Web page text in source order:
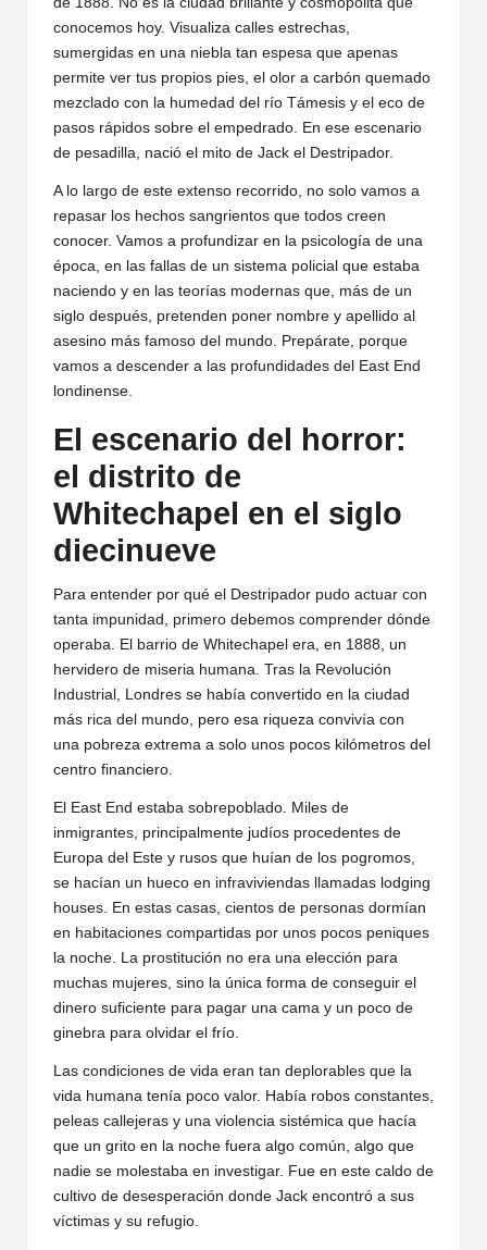
conocemos hoy. Visualiza calles estrechas,
sumergidas en una niebla tan espesa que apenas
permite ver tus propios pies, el olor a carbón quemado
mezclado con la humedad del río Támesis y el eco de
pasos rápidos sobre el empedrado. En ese escenario
de pesadilla, nació el mito de Jack el Destripador.
A lo largo de este extenso recorrido, no solo vamos a
repasar los hechos sangrientos que todos creen
conocer. Vamos a profundizar en la psicología de una
época, en las fallas de un sistema policial que estaba
naciendo y en las teorías modernas que, más de un
siglo después, pretenden poner nombre y apellido al
asesino más famoso del mundo. Prepárate, porque
vamos a descender a las profundidades del East End
londinense.
El escenario del horror:
el distrito de
Whitechapel en el siglo
diecinueve
Para entender por qué el Destripador pudo actuar con
tanta impunidad, primero debemos comprender dónde
operaba. El barrio de Whitechapel era, en 1888, un
hervidero de miseria humana. Tras la Revolución
Industrial, Londres se había convertido en la ciudad
más rica del mundo, pero esa riqueza convivía con
una pobreza extrema a solo unos pocos kilómetros del
centro financiero.
El East End estaba sobrepoblado. Miles de
inmigrantes, principalmente judíos procedentes de
Europa del Este y rusos que huían de los pogromos,
se hacían un hueco en infraviviendas llamadas lodging
houses. En estas casas, cientos de personas dormían
en habitaciones compartidas por unos pocos peniques
la noche. La prostitución no era una elección para
muchas mujeres, sino la única forma de conseguir el
dinero suficiente para pagar una cama y un poco de
ginebra para olvidar el frío.
Las condiciones de vida eran tan deplorables que la
vida humana tenía poco valor. Había robos constantes,
peleas callejeras y una violencia sistémica que hacía
que un grito en la noche fuera algo común, algo que
nadie se molestaba en investigar. Fue en este caldo de
cultivo de desesperación donde Jack encontró a sus
víctimas y su refugio.